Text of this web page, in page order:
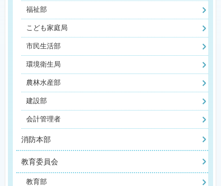
福祉部
こども家庭局
市民生活部
環境衛生局
農林水産部
建設部
会計管理者
消防本部
教育委員会
教育部